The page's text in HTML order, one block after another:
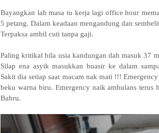
Bayangkan lah masa tu kerja lagi office hour
5 petang. Dalam keadaan mengandung dan
Terpaksa ambil cuti tanpa gaji.
Paling kritikal bila usia kandungan dah masuk 37
Silap ena asyik masukkan buasir ke dalam
Sakit dia setiap saat macam nak mati !!!
beku warna biru. Emergency naik ambulans
Bahru.